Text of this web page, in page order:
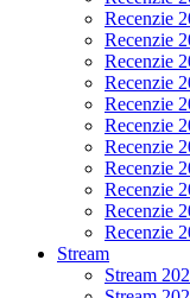
Recenzie
Recenzie
Recenzie
Recenzie
Recenzie
Recenzie
Recenzie
Recenzie
Recenzie
Recenzie
Recenzie
Stream
Stream